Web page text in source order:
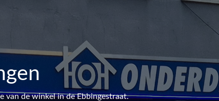
van de winkel in de Ebbingestraat.